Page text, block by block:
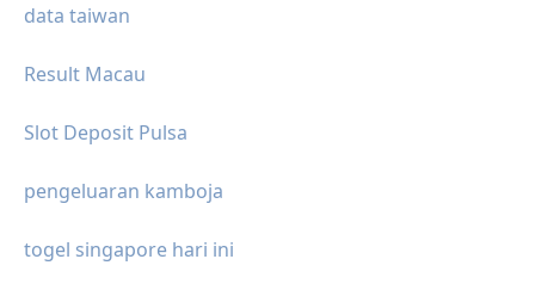
data taiwan
Result Macau
Slot Deposit Pulsa
pengeluaran kamboja
togel singapore hari ini